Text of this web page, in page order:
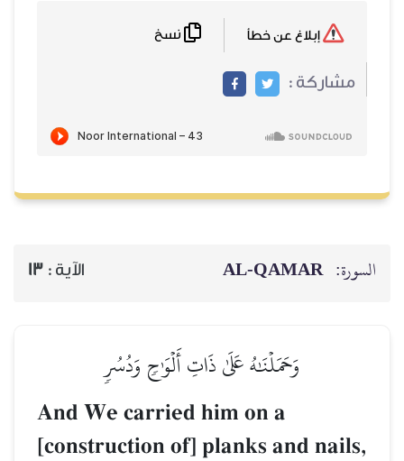
مشاركة :
السورة: AL‑QAMAR الآية : 13
وَحَمَلۡنَٰهُ عَلَىٰ ذَاتِ أَلۡوَٰحٖ وَدُسُرٖ
And We carried him on a
[construction of] planks and nails,